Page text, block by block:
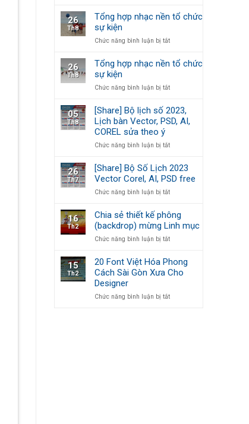
Giáo
2023
Hợp
Các
Chơi
Building
Siêu
Nhộn
Chủ
Đề
26
Th8
Tổng hợp nhạc nền tổ chức
sự kiện
Chức năng bình luận bị tắtở
hợp
nhạc
tổ
sự
kiện
26
Th8
Tổng hợp nhạc nền tổ chức
sự kiện
Chức năng bình luận bị tắtở
hợp
nhạc
nền
chức
05
Th8
[Share] Bộ lịch số 2023,
Lịch bàn Vector, PSD, AI,
COREL sửa theo ý
Chức năng bình luận bị tắtở
Bộ
lịch
số
2023,
bàn
Vector,
PSD,
AI,
sửa
theo
ý
26
Th7
[Share] Bộ Số Lịch 2023
Vector Corel, AI, PSD free
Chức năng bình luận bị tắtở
Bộ
Số
Lịch
2023
Corel,
AI,
PSD
16
Th2
Chia sẻ thiết kế phông
(backdrop) mừng Linh mục
Chức năng bình luận bị tắtở
sẻ
thiết
kế
(backdrop)
15
Th2
20 Font Việt Hóa Phong
Cách Sài Gòn Xưa Cho
Designer
Chức năng bình luận bị tắtở